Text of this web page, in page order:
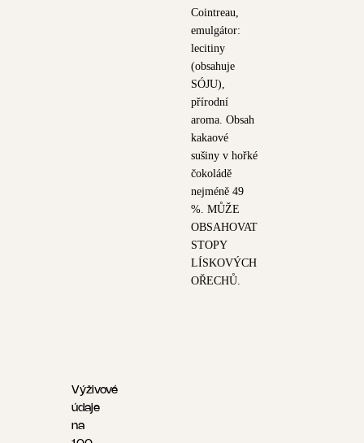
Cointreau,
emulgátor:
lecitiny
(obsahuje
SÓJU),
přírodní
aroma. Obsah
kakaové
sušiny v hořké
čokoládě
nejméně 49
%. MŮŽE
OBSAHOVAT
STOPY
LÍSKOVÝCH
OŘECHŮ.
Výživové
údaje
na